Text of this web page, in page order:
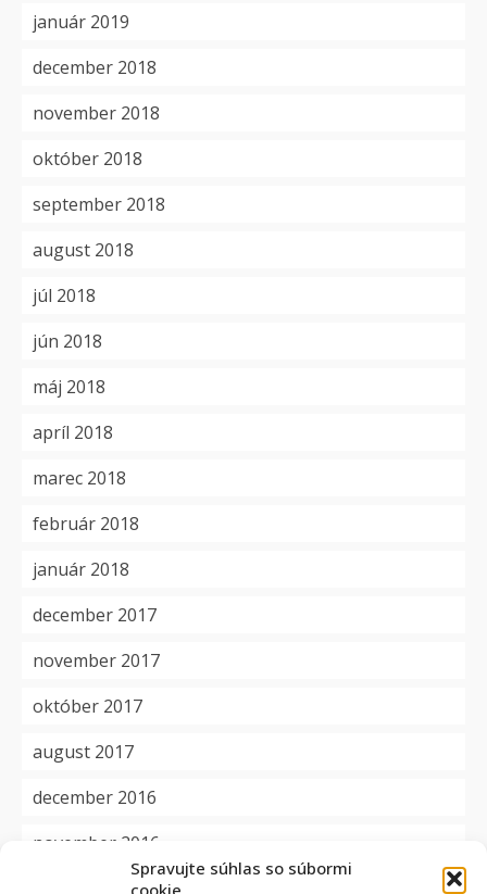
Spravujte súhlas so súbormi
cookie
január 2019
december 2018
november 2018
október 2018
september 2018
august 2018
júl 2018
jún 2018
máj 2018
apríl 2018
marec 2018
február 2018
január 2018
december 2017
november 2017
október 2017
august 2017
december 2016
november 2016